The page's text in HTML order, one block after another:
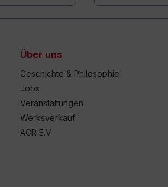
Über uns
Geschichte & Philosophie
Jobs
Veranstaltungen
Werksverkauf
AGR E.V